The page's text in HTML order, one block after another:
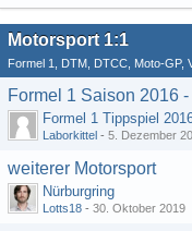
Motorsport 1:1
Formel 1, DTM, DTCC, Moto-GP,
Formel 1 Saison 2016 -
Formel 1 Tippspiel
Laborkittel - 5. Dezember
weiterer Motorsport
Nürburgring
Lotts18 - 30. Oktober 2019